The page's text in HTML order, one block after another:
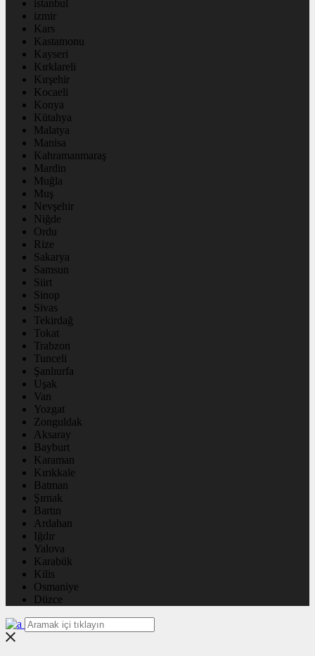
istanbul
izmir
Kars
Kastamonu
Kayseri
Kırklareli
Kırşehir
Kocaeli
Konya
Kütahya
Malatya
Manisa
Kahramanmaraş
Mardin
Muğla
Muş
Nevşehir
Niğde
Ordu
Rize
Sakarya
Samsun
Siirt
Sinop
Sivas
Tekirdağ
Tokat
Trabzon
Tunceli
Şanlıurfa
Uşak
Van
Yozgat
Zonguldak
Aksaray
Bayburt
Karaman
Kırıkkale
Batman
Şırnak
Bartın
Ardahan
Iğdır
Yalova
Karabük
Kilis
Osmaniye
Düzce